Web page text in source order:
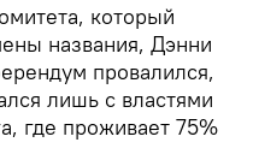
который
названия, Дэнни
провалился,
лишь с властями
где проживает 75%